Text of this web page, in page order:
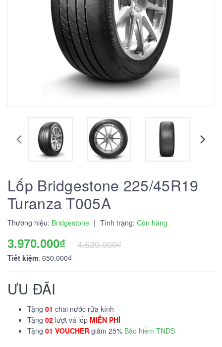
Lốp Bridgestone 225/45R19
Turanza T005A
Thương hiệu: Bridgestone | Tình trạng: Còn hàng
3.970.000₫
4.620.000₫
Tiết kiệm: 650.000₫
ƯU ĐÃI
Tặng 01 chai nước rửa kính
Tặng 02 lượt vá lốp MIỄN PHÍ
Tặng 01 VOUCHER giảm 25% Bảo hiểm TNDS